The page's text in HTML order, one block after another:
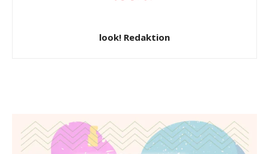
look! Redaktion